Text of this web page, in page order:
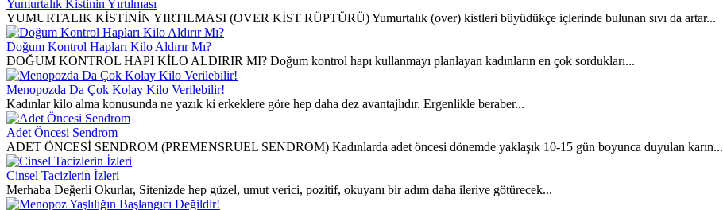
Yumurtalık Kistinin Yırtılması
YUMURTALIK KİSTİNİN YIRTILMASI (OVER KİST RÜPTÜRÜ) Yumurtalık (over) kistleri büyüdükçe içlerinde bulunan sıvı da artar...
Doğum Kontrol Hapları Kilo Aldırır Mı?
DOĞUM KONTROL HAPI KİLO ALDIRIR MI? Doğum kontrol hapı kullanmayı planlayan kadınların en çok sordukları...
Menopozda Da Çok Kolay Kilo Verilebilir!
Kadınlar kilo alma konusunda ne yazık ki erkeklere göre hep daha dez avantajlıdır. Ergenlikle beraber...
Adet Öncesi Sendrom
ADET ÖNCESİ SENDROM (PREMENSRUEL SENDROM) Kadınlarda adet öncesi dönemde yaklaşık 10-15 gün boyunca duyulan karın...
Cinsel Tacizlerin İzleri
Merhaba Değerli Okurlar, Sitenizde hep güzel, umut verici, pozitif, okuyanı bir adım daha ileriye götürecek...